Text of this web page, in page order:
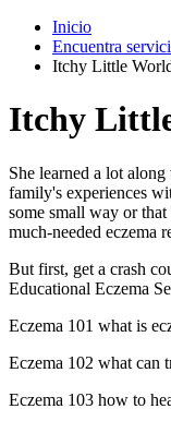
Inicio
Encuentra
Itchy Little
Itchy
She learned a lot
family's experiences
some small way or
much-needed eczema
But first, get a crash
Educational Eczema
Eczema 101 what is
Eczema 102 what can
Eczema 103 how to